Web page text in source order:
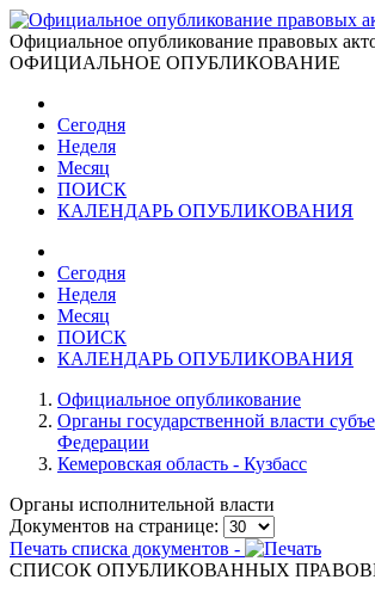
Официальное опубликование правовых
ОФИЦИАЛЬНОЕ ОПУБЛИКОВАНИЕ
Сегодня
Неделя
Месяц
ПОИСК
КАЛЕНДАРЬ ОПУБЛИКОВАНИЯ
Сегодня
Неделя
Месяц
ПОИСК
КАЛЕНДАРЬ ОПУБЛИКОВАНИЯ
Официальное опубликование
Органы государственной власти
Федерации
Кемеровская область - Кузбасс
Органы исполнительной власти
Документов на странице:
Печать списка документов -
СПИСОК ОПУБЛИКОВАННЫХ